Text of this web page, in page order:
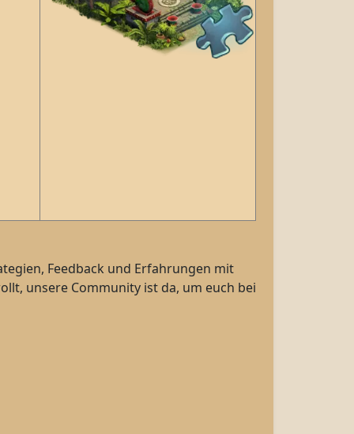
Feedback und Erfahrungen mit
unsere Community ist da, um euch bei